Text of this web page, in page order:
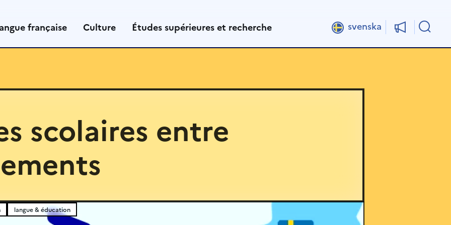
française Culture Études supérieures et recherche svenska
scolaires entre
langue & éducation